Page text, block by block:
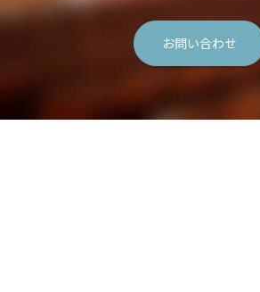
お問い合わせ